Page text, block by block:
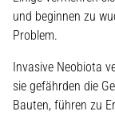
und beginnen zu
Problem.
Invasive Neobiota
sie gefährden die
Bauten, führen zu